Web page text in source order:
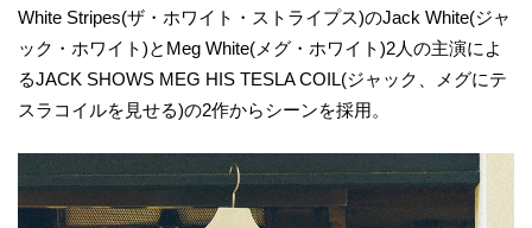
White Stripes(ザ・ホワイト・ストライプス)のJack White(ジャ
ック・ホワイト)とMeg White(メグ・ホワイト)2人の主演によ
るJACK SHOWS MEG HIS TESLA COIL(ジャック、メグにテ
スラコイルを見せる)の2作からシーンを採用。